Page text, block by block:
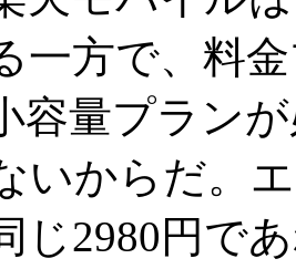
一方で、料
容量プラン
いからだ。
じ2980円で